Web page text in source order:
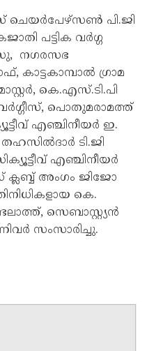
പി.ജി
പട്ടിക വർഗ്ഗ
നഗരസഭ
ഗ്രാമ
കെ.എസ്.ടി.പി
പൊതുമരാമത്ത്
എഞ്ചിനീയർ ഇ.
ടി.ജി
എഞ്ചിനീയർ
ക്ലബ്ബ് അംഗം ജിജോ
കെ.
സെബാസ്റ്റ്യൻ
സംസാരിച്ചു.